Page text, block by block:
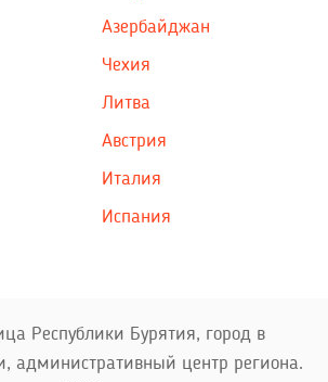
Азербайджан
Чехия
Литва
Австрия
Италия
Испания
Республики Бурятия, город в
административный центр региона.